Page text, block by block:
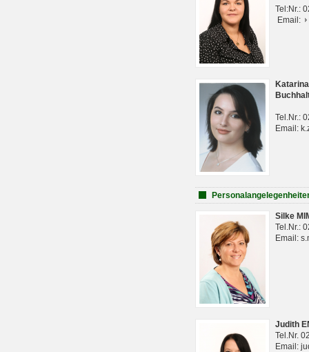
Tel:Nr.:
Email:
Tel.Nr.:
Email:
Silke
Tel.Nr.:
Email:
Judith
Tel.Nr.
Email: